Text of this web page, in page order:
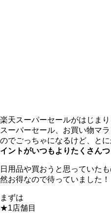
楽天スーパーセールがはじまり
スーパーセール、お買い物マ
のでごっちゃになるけど、とに
イントがいつもよりたくさんつ
日用品や買おうと思っていた
然お得なので待っていました！
まずは
★1店舗目